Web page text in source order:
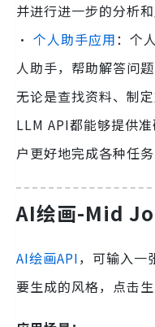
并进行进一步的分析和
· 个人助手应用：个
人助手，帮助解答问
无论是查找资料、制
LLM API都能够提供
户更好地完成各种任务
AI绘画-Mid
AI绘画API，可输入一
要生成的风格，点击